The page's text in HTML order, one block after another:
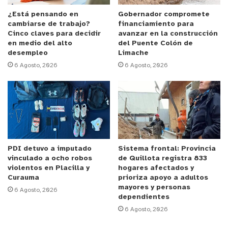
quedó a cargo de la Brigada de Homicidios de la
PDI, organismos que se espera realice una vocería
sobre este violento homicidio en las próximas
horas.
y tú, ¿qué opinas?
¿Está pensando en
cambiarse de trabajo?
Cinco claves para decidir
en medio del alto
desempleo
6 Agosto, 2026
Gobernador compromete
financiamiento para
avanzar en la construcción
del Puente Colón de
Limache
6 Agosto, 2026
PDI detuvo a imputado
vinculado a ocho robos
violentos en Placilla y
Curauma
6 Agosto, 2026
Sistema frontal: Provincia
de Quillota registra 833
hogares afectados y
prioriza apoyo a adultos
mayores y personas
dependientes
6 Agosto, 2026